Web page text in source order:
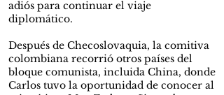
adiós para continuar el viaje
diplomático.
Después de Checoslovaquia, la comitiva
colombiana recorrió otros países del
bloque comunista, incluida China, donde
Carlos tuvo la oportunidad de conocer al